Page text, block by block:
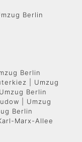
Berlin
Berlin
| Umzug
Berlin
| Umzug
Berlin
Marx-Allee